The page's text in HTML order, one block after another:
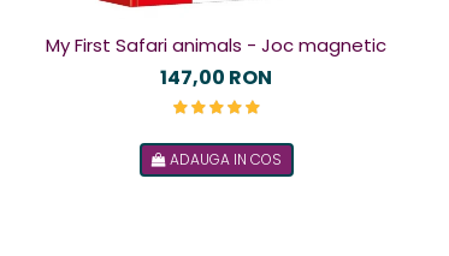
My First Safari animals - Joc magnetic
147,00 RON
ADAUGA IN COS